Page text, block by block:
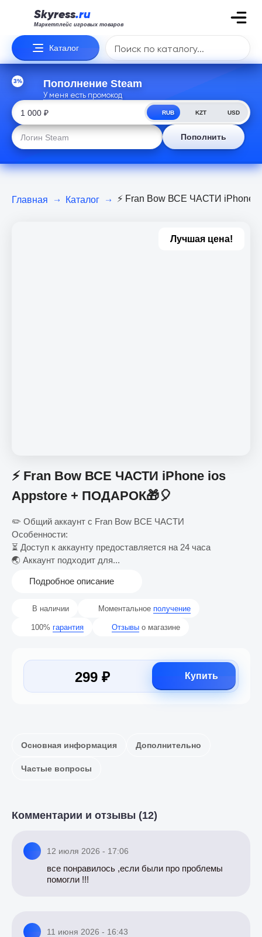
Skyress.ru
Маркетплейс игровых товаров
Каталог
3% Пополнение Steam
У меня есть промокод
RUB KZT USD
Пополнить
Главная Каталог ⚡ Fran Bow ВСЕ ЧАСТИ iPhone
Лучшая цена!
⚡ Fran Bow ВСЕ ЧАСТИ iPhone ios
Appstore + ПОДАРОК🎁🎈
✏️ Общий аккаунт с Fran Bow ВСЕ ЧАСТИ
Особенности:
⏳ Доступ к аккаунту предоставляется на 24 часа
🌏 Аккаунт подходит для...
Подробное описание
В наличии Моментальное получение
100% гарантия Отзывы о магазине
299 ₽ Купить
Основная информация Дополнительно
Частые вопросы
Комментарии и отзывы (12)
12 июля 2026 - 17:06
все понравилось ,если были про проблемы
помогли !!!
11 июня 2026 - 16:43